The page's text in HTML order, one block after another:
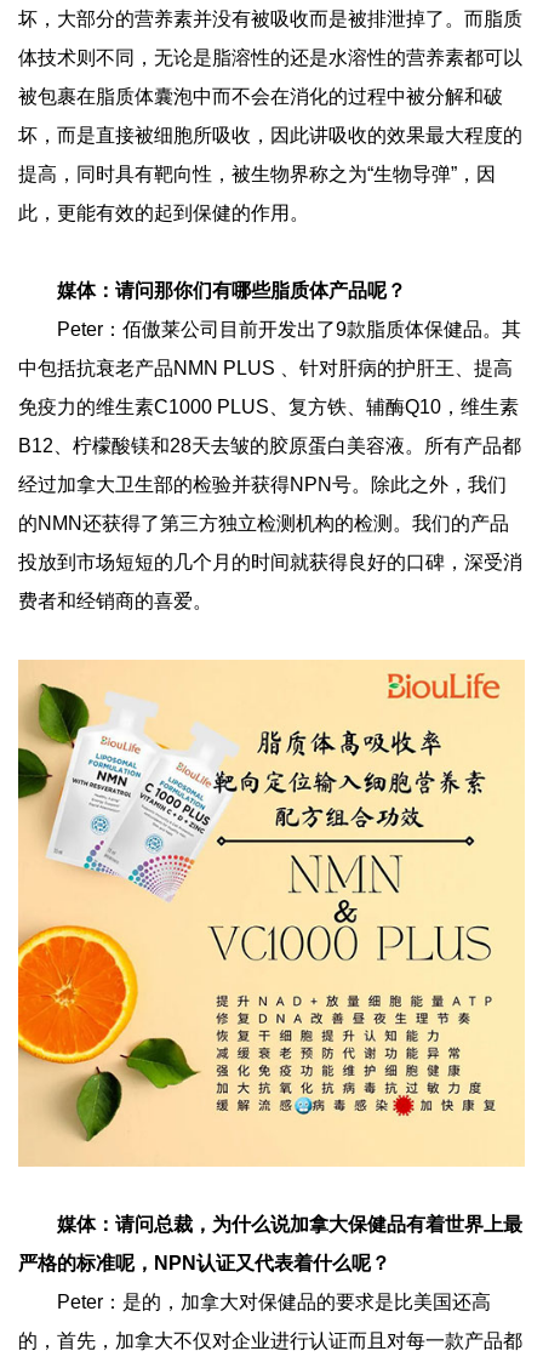
坏，大部分的营养素并没有被吸收而是被排泄掉了。而脂质
体技术则不同，无论是脂溶性的还是水溶性的营养素都可以
被包裹在脂质体囊泡中而不会在消化的过程中被分解和破
坏，而是直接被细胞所吸收，因此讲吸收的效果最大程度的
提高，同时具有靶向性，被生物界称之为“生物导弹”，因
此，更能有效的起到保健的作用。
媒体：请问那你们有哪些脂质体产品呢？
Peter：佰傲莱公司目前开发出了9款脂质体保健品。其
中包括抗衰老产品NMN PLUS 、针对肝病的护肝王、提高
免疫力的维生素C1000 PLUS、复方铁、辅酶Q10，维生素
B12、柠檬酸镁和28天去皱的胶原蛋白美容液。所有产品都
经过加拿大卫生部的检验并获得NPN号。除此之外，我们
的NMN还获得了第三方独立检测机构的检测。我们的产品
投放到市场短短的几个月的时间就获得良好的口碑，深受消
费者和经销商的喜爱。
媒体：请问总裁，为什么说加拿大保健品有着世界上最
严格的标准呢，NPN认证又代表着什么呢？
Peter：是的，加拿大对保健品的要求是比美国还高
的，首先，加拿大不仅对企业进行认证而且对每一款产品都